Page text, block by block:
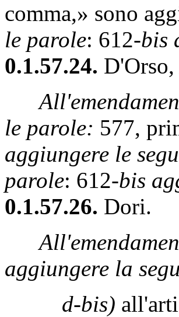
comma,» sono
le parole: 612-bis
0.1.57.24.
le parole: 577,
aggiungere le
parole: 612-bis
0.1.57.26. Dori.
aggiungere la
d-bis)